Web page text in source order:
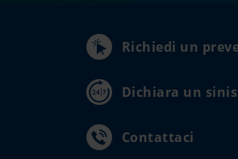
Richiedi un
Dichiara un
Contattaci